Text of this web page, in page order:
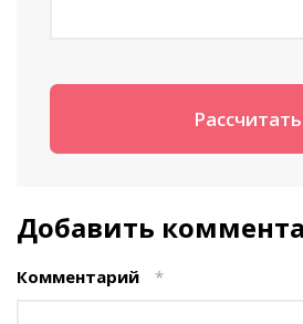
Добавить
Комментарий *